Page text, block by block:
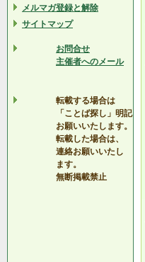
メルマガ登録と解除
サイトマップ
お問合せ
主催者へのメール
転載する場合は
「ことば探し」明記
お願いいたします。
転載した場合は、
連絡お願いいたし
ます。
無断掲載禁止